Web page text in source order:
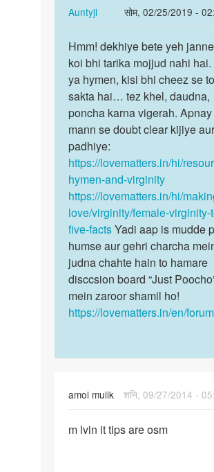
sex
krne
pr
by
sumit
tuta
h
Auntyji
सोम, 02/25/2019 -
In
reply
to
Kese
pata
chalega
sil
tuta
h
by
Ajay
Hmm!
dekhiye
bete
yeh
janne…
Hmm! dekhiye bete yeh
koi bhi tarika mojjud nahi
ya hymen, kisi bhi cheez se
sakta hai… tez khel, daudna,
poncha karna vigerah. Apnay
mann se doubt clear kijiye
padhiye:
https://lovematters.in/hi/
hymen-and-virginity
https://lovematters.in/hi/
love/virginity/female-virginity-
five-factsYadi aap is mudde
humse aur gehri charcha
judna chahte hain to hamare
disccsion board “Just
mein zaroor shamil ho!
https://lovematters.in/en/forum
amol mulik
शनि, 09/27/2014 -
m
m lvin it tips are osm